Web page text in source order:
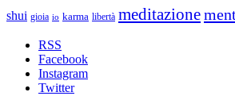
shui gioia io karma libertà meditazione
RSS
Facebook
Instagram
Twitter